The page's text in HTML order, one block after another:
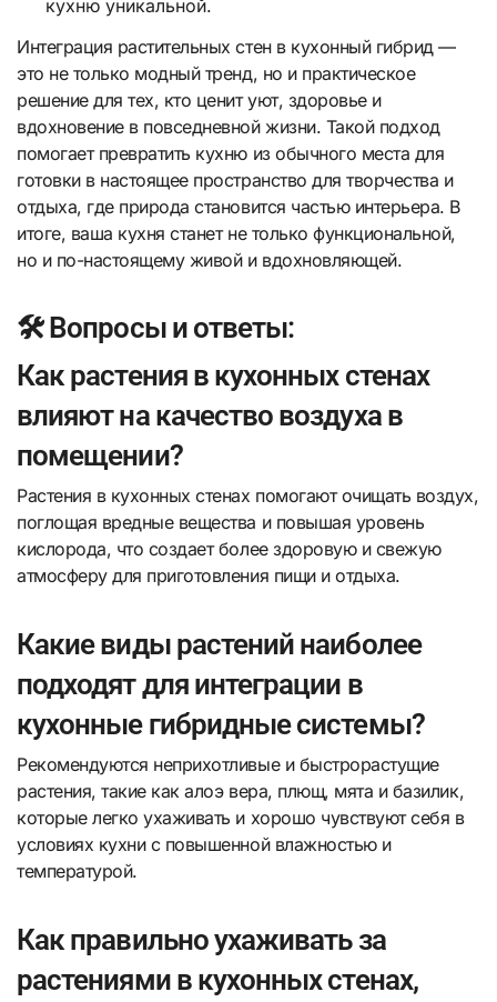
кухню уникальной.
Интеграция растительных стен в кухонный гибрид —
это не только модный тренд, но и практическое
решение для тех, кто ценит уют, здоровье и
вдохновение в повседневной жизни. Такой подход
помогает превратить кухню из обычного места для
готовки в настоящее пространство для творчества и
отдыха, где природа становится частью интерьера. В
итоге, ваша кухня станет не только функциональной,
но и по-настоящему живой и вдохновляющей.
🛠️ Вопросы и ответы:
Как растения в кухонных стенах
влияют на качество воздуха в
помещении?
Растения в кухонных стенах помогают очищать воздух,
поглощая вредные вещества и повышая уровень
кислорода, что создает более здоровую и свежую
атмосферу для приготовления пищи и отдыха.
Какие виды растений наиболее
подходят для интеграции в
кухонные гибридные системы?
Рекомендуются неприхотливые и быстрорастущие
растения, такие как алоэ вера, плющ, мята и базилик,
которые легко ухаживать и хорошо чувствуют себя в
условиях кухни с повышенной влажностью и
температурой.
Как правильно ухаживать за
растениями в кухонных стенах,